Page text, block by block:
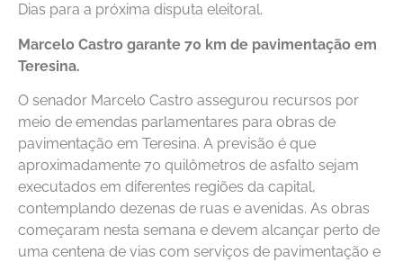
Dias para a próxima disputa eleitoral.
Marcelo Castro garante 70 km de pavimentação em
Teresina.
O senador Marcelo Castro assegurou recursos por
meio de emendas parlamentares para obras de
pavimentação em Teresina. A previsão é que
aproximadamente 70 quilômetros de asfalto sejam
executados em diferentes regiões da capital,
contemplando dezenas de ruas e avenidas. As obras
começaram nesta semana e devem alcançar perto de
uma centena de vias com serviços de pavimentação e